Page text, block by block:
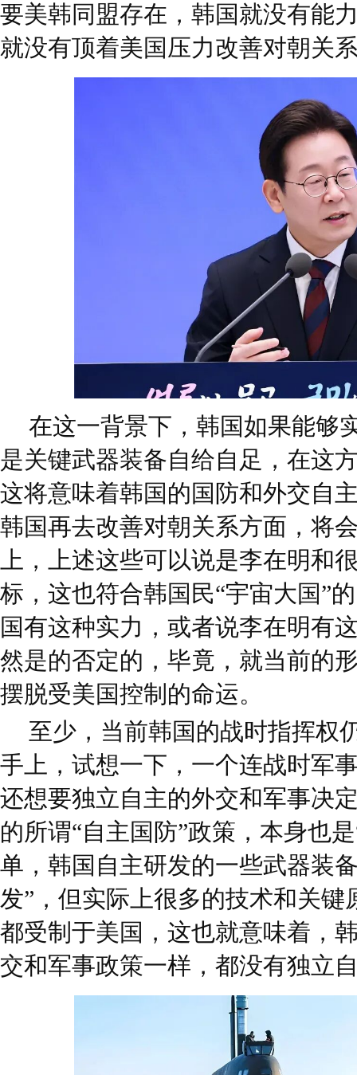
要美韩同盟存在，韩国就没有能
就没有顶着美国压力改善对朝关
在这一背景下，韩国如果能够
是关键武器装备自给自足，在这
这将意味着韩国的国防和外交自
韩国再去改善对朝关系方面，将
上，上述这些可以说是李在明和
标，这也符合韩国民“宇宙大国”
国有这种实力，或者说李在明有
然是的否定的，毕竟，就当前的
摆脱受美国控制的命运。
至少，当前韩国的战时指挥权
手上，试想一下，一个连战时军
还想要独立自主的外交和军事决
的所谓“自主国防”政策，本身也
单，韩国自主研发的一些武器装
发”，但实际上很多的技术和关
都受制于美国，这也就意味着，
交和军事政策一样，都没有独立